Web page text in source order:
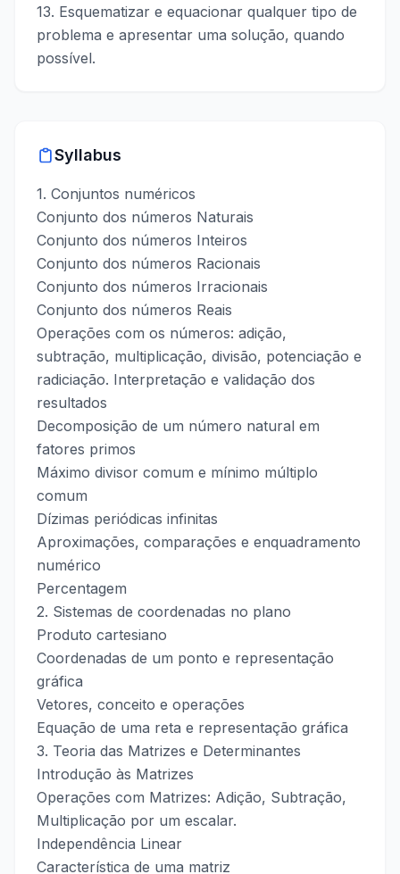
13. Esquematizar e equacionar qualquer tipo de
problema e apresentar uma solução, quando
possível.
Syllabus
1. Conjuntos numéricos
Conjunto dos números Naturais
Conjunto dos números Inteiros
Conjunto dos números Racionais
Conjunto dos números Irracionais
Conjunto dos números Reais
Operações com os números: adição,
subtração, multiplicação, divisão, potenciação e
radiciação. Interpretação e validação dos
resultados
Decomposição de um número natural em
fatores primos
Máximo divisor comum e mínimo múltiplo
comum
Dízimas periódicas infinitas
Aproximações, comparações e enquadramento
numérico
Percentagem
2. Sistemas de coordenadas no plano
Produto cartesiano
Coordenadas de um ponto e representação
gráfica
Vetores, conceito e operações
Equação de uma reta e representação gráfica
3. Teoria das Matrizes e Determinantes
Introdução às Matrizes
Operações com Matrizes: Adição, Subtração,
Multiplicação por um escalar.
Independência Linear
Característica de uma matriz